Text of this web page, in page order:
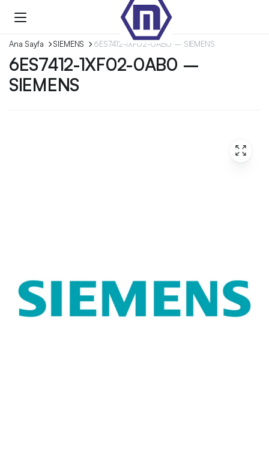
Ana Sayfa SIEMENS 6ES7412-1XF02-0AB0 – SIEMENS
6ES7412-1XF02-0AB0 –
SIEMENS